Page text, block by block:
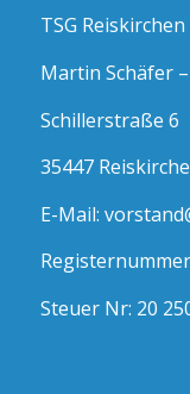
TSG Reiskirchen
Martin Schäfer
Schillerstraße 6
35447
E-Mail:
Steuer Nr: 20